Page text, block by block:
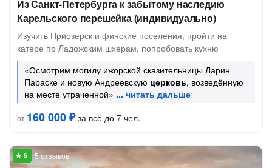
Из Санкт-Петербурга к забытому наследию
Карельского перешейка (индивидуально)
Изучить Приозерск и финские поселения, пройти на
катере по Ладожским шхерам, попробовать кухню
«Осмотрим могилу ижорской сказительницы Ларин
Параске и новую Андреевскую церковь, возведённую
на месте утраченной»
от 160 000 ₽за всё до 7 чел.
5 отзывов